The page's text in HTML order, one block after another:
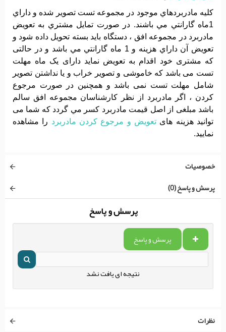
کليه مادربردهاي موجود در مجموعه تست تصوير شده و داراي
1ماه گارانتي مي باشند. در صورت تمايل مشتري به تعويض
مادربرد در مجموعه افق ، دستگاه بايد بسته تحويل داده شود و
تعويض آن داراي هزينه و 1 ماه گارانتي مي باشد و در حالتی
که مشتری خود اقدام به تعویض نماید دارای یک ماه مهلت
تست می باشد که خاموشی و تصویر خراب و یا نداشتن تصویر
شامل مهلت تست نمی باشد و همچنین در صورت مرجوع
کردن ، اگر مادربرد از نظر کارشناسان مجموعه افق سالم
باشد مبلغی از اصل قیمت مادربرد کسر مي گردد که شما می
توانید هزینه های تعویض و مرجوع کردن مادربرد را مشاهده
نمایید.
خصوصیات
پرسش و پاسخ (0)
پرسش و پاسخ
پرسش و پاسخ
نتیجه ای یافت نشد
نظرات